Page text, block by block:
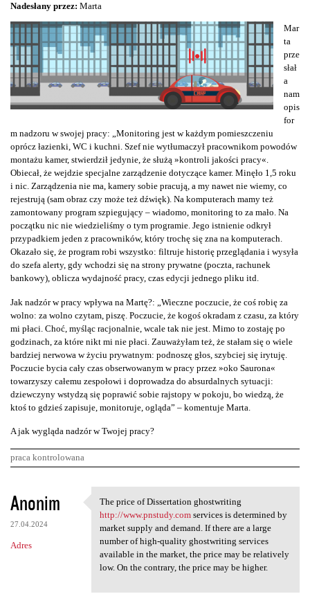
Nadesłany przez: Marta
Mar
ta
prze
słał
a
nam
opis
for
m nadzoru w swojej pracy: „Monitoring jest w każdym pomieszczeniu
oprócz łazienki, WC i kuchni. Szef nie wytłumaczył pracownikom powodów
montażu kamer, stwierdził jedynie, że służą »kontroli jakości pracy«.
Obiecał, że wejdzie specjalne zarządzenie dotyczące kamer. Minęło 1,5 roku
i nic. Zarządzenia nie ma, kamery sobie pracują, a my nawet nie wiemy, co
rejestrują (sam obraz czy może też dźwięk). Na komputerach mamy też
zamontowany program szpiegujący – wiadomo, monitoring to za mało. Na
początku nic nie wiedzieliśmy o tym programie. Jego istnienie odkrył
przypadkiem jeden z pracowników, który trochę się zna na komputerach.
Okazało się, że program robi wszystko: filtruje historię przeglądania i wysyła
do szefa alerty, gdy wchodzi się na strony prywatne (poczta, rachunek
bankowy), oblicza wydajność pracy, czas edycji jednego pliku itd.
Jak nadzór w pracy wpływa na Martę?: „Wieczne poczucie, że coś robię za
wolno: za wolno czytam, piszę. Poczucie, że kogoś okradam z czasu, za który
mi płaci. Choć, myśląc racjonalnie, wcale tak nie jest. Mimo to zostaję po
godzinach, za które nikt mi nie płaci. Zauważyłam też, że stałam się o wiele
bardziej nerwowa w życiu prywatnym: podnoszę głos, szybciej się irytuję.
Poczucie bycia cały czas obserwowanym w pracy przez »oko Saurona«
towarzyszy całemu zespołowi i doprowadza do absurdalnych sytuacji:
dziewczyny wstydzą się poprawić sobie rajstopy w pokoju, bo wiedzą, że
ktoś to gdzieś zapisuje, monitoruje, ogląda” – komentuje Marta.
A jak wygląda nadzór w Twojej pracy?
praca kontrolowana
K
o
m
e
Anonim
27.04.2024
Adres
The price of Dissertation
The price of Dissertation ghostwriting
http://www.pnstudy.comservices is determined by
market supply and demand. If there are a large
number of high-quality ghostwriting services
available in the market, the price may be relatively
low. On the contrary, the price may be higher.